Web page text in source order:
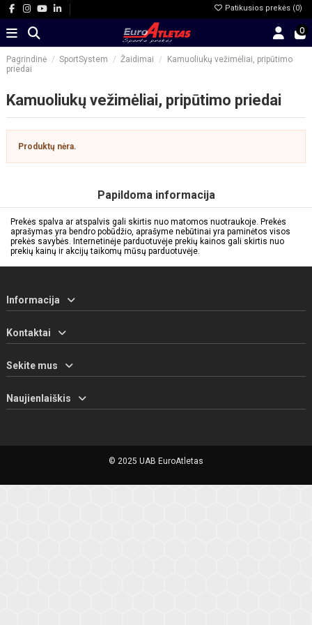
Patikusios prekės (0)
0
Pagrindinė SportSystem Žaidimai
Kamuoliukų vežimėliai, pripūtimo
priedai
Kamuoliukų vežimėliai, pripūtimo priedai
Produktų nėra.
Papildoma informacija
Prekės spalva ar atspalvis gali skirtis nuo matomos nuotraukoje. Prekės
aprašymas yra bendro pobūdžio, aprašyme nebūtinai yra paminėtos visos
prekės savybės. Internetinėje parduotuvėje prekių kainos gali skirtis nuo
prekių kainų ir akcijų taikomų mūsų parduotuvėje.
Informacija
Kontaktai
Sekite mus
Naujienlaiškis
© 2025 UAB EuroAtletas